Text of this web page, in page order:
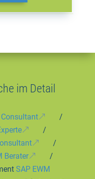
im Detail
Consultant
/
/
/
Berater
/
SAP EWM